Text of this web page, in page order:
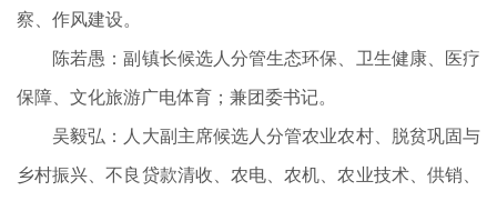
察、作风建设。
陈若愚：副镇长候选人分管生态环保、卫生健康、医疗
保障、文化旅游广电体育；兼团委书记。
吴毅弘：人大副主席候选人分管农业农村、脱贫巩固与
乡村振兴、不良贷款清收、农电、农机、农业技术、供销、